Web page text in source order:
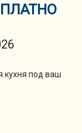
кухня под ваш